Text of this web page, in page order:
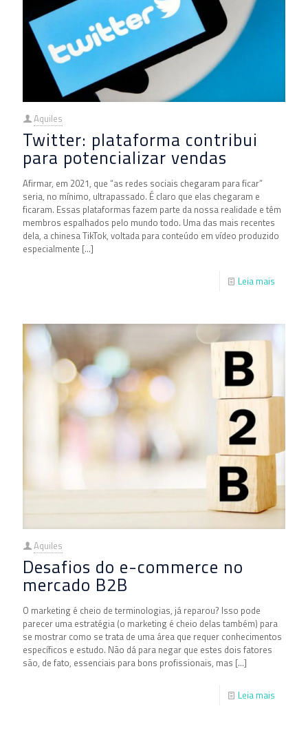
Aquiles
Twitter: plataforma contribui
para potencializar vendas
Afirmar, em 2021, que “as redes sociais chegaram para ficar”
seria, no mínimo, ultrapassado. É claro que elas chegaram e
ficaram. Essas plataformas fazem parte da nossa realidade e têm
membros espalhados pelo mundo todo. Uma das mais recentes
dela, a chinesa TikTok, voltada para conteúdo em vídeo produzido
especialmente […]
Leia mais
Aquiles
Desafios do e-commerce no
mercado B2B
O marketing é cheio de terminologias, já reparou? Isso pode
parecer uma estratégia (o marketing é cheio delas também) para
se mostrar como se trata de uma área que requer conhecimentos
específicos e estudo. Não dá para negar que estes dois fatores
são, de fato, essenciais para bons profissionais, mas […]
Leia mais